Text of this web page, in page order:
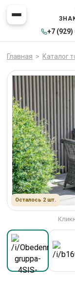
+7
Главная > Каталог
Осталось 2 шт.